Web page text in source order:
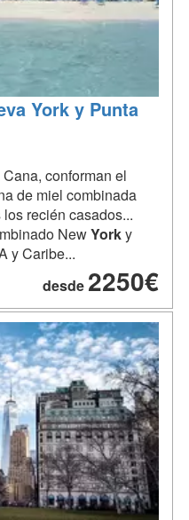
York y Punta
conforman el
de miel combinada
recién casados...
NewYorky
y Caribe...
desde 2250€